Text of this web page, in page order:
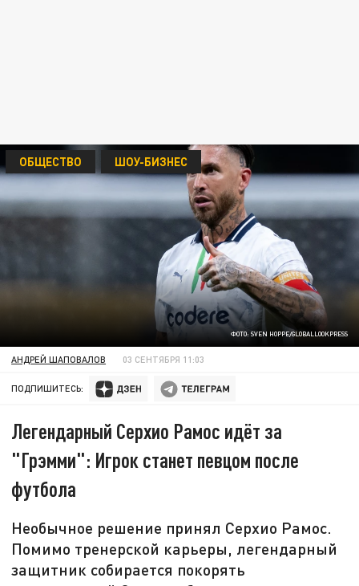
ФОТО: SVEN HOPPE/GLOBALLOOKPRESS
ОБЩЕСТВО ШОУ-БИЗНЕС
АНДРЕЙ ШАПОВАЛОВ 03 СЕНТЯБРЯ 11:03
ПОДПИШИТЕСЬ:
Легендарный Серхио Рамос идёт за
"Грэмми": Игрок станет певцом после
футбола
Необычное решение принял Серхио Рамос.
Помимо тренерской карьеры, легендарный
защитник собирается покорять